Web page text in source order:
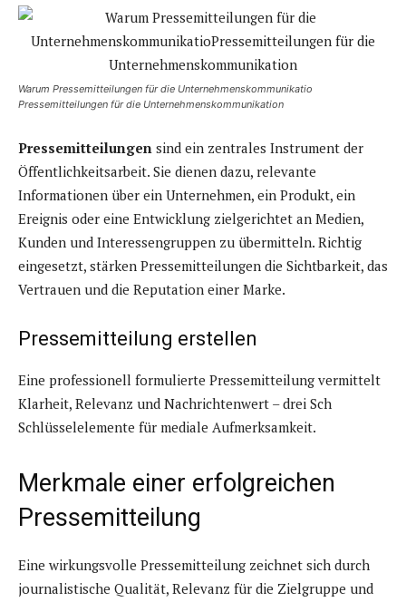
Warum Pressemitteilungen für die Unternehmenskommunikatio
Pressemitteilungen für die Unternehmenskommunikation
Pressemitteilungen sind ein zentrales Instrument der
Öffentlichkeitsarbeit. Sie dienen dazu, relevante
Informationen über ein Unternehmen, ein Produkt, ein
Ereignis oder eine Entwicklung zielgerichtet an Medien,
Kunden und Interessengruppen zu übermitteln. Richtig
eingesetzt, stärken Pressemitteilungen die Sichtbarkeit, das
Vertrauen und die Reputation einer Marke.
Pressemitteilung erstellen
Eine professionell formulierte Pressemitteilung vermittelt
Klarheit, Relevanz und Nachrichtenwert – drei Sch
Schlüsselelemente für mediale Aufmerksamkeit.
Merkmale einer erfolgreichen
Pressemitteilung
Eine wirkungsvolle Pressemitteilung zeichnet sich durch
journalistische Qualität, Relevanz für die Zielgruppe und